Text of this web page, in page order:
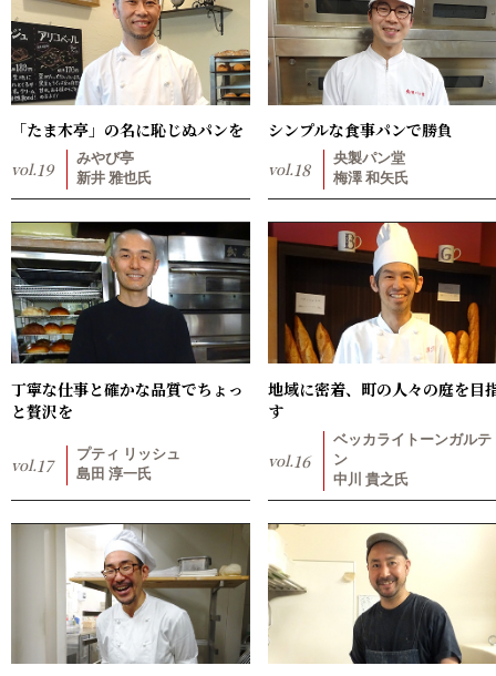
「たま木亭」の名に恥じぬパンを
vol.19
みやび亭
新井 雅也氏
シンプルな食事パンで勝負
vol.18
央製パン堂
梅澤 和矢氏
丁寧な仕事と確かな品質でちょっ
と贅沢を
vol.17
プティ リッシュ
島田 淳一氏
地域に密着、町の人々の庭を目
す
vol. 16
ベッカライトーンガルテ
ン
中川 貴之氏